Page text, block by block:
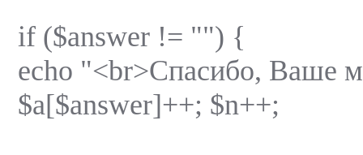
if ($answer != "") {
echo "<br>Спасибо, Ваше
$a[$answer]++; $n++;